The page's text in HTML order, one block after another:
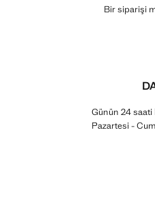
Bir siparişi
Günün 24 saati
Pazartesi -